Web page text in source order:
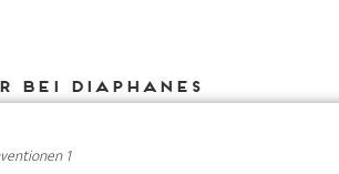
DIAPHANES
1